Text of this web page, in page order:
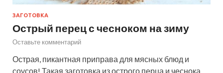
ЗАГОТОВКА
Острый перец с чесноком на зиму
Оставьте комментарий
Острая, пикантная приправа для мясных блюд и
соусов! Такая заготовка из острого перца и чеснока